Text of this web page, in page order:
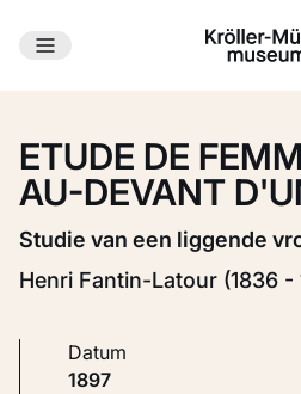
Ga naar hoofdinhoud
ETUDE DE
AU-DEVANT
Studie van een liggende
Henri Fantin-Latour (1836 -
Datum
1897